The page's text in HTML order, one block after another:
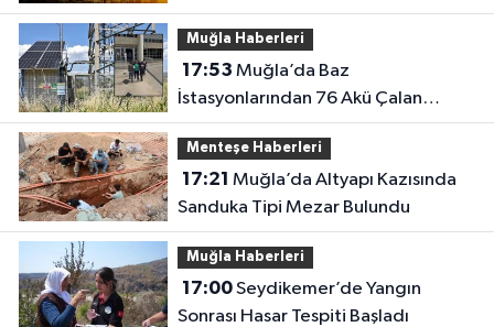
Muğla Haberleri
17:53
İstasyonlarından 76 Akü Çalan
Şüpheli Tutuklandı
Menteşe Haberleri
17:21
Sanduka Tipi Mezar Bulundu
Muğla Haberleri
17:00Seydikemer’de Yangın
Sonrası Hasar Tespiti Başladı